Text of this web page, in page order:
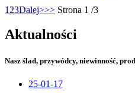
1 23Dalej>>> Strona 1 /3
Aktualności
Nasz ślad, przywódcy, niewinność,
25-01-17